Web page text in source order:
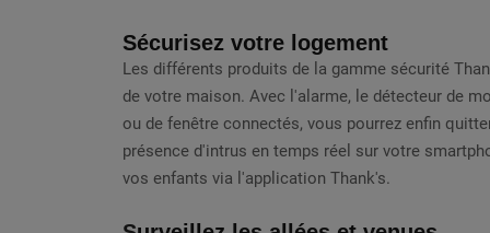
Sécurisez votre logement
Les différents produits de la gamme sécurité
de votre maison. Avec l'alarme, le détecteur de
ou de fenêtre connectés, vous pourrez enfin
présence d'intrus en temps réel sur votre
vos enfants via l'application Thank's.